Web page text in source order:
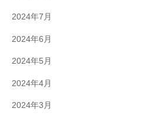
2024年7月
2024年6月
2024年5月
2024年4月
2024年3月